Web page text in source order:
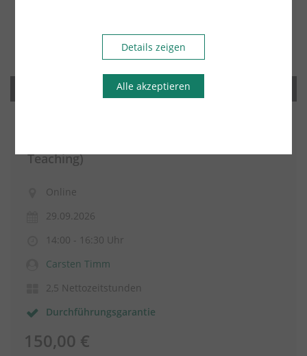
Teaching)
Online
29.09.2026
14:00 - 16:30 Uhr
Carsten Timm
2,5 Nettozeitstunden
Durchführungsgarantie
150,00 €
Details zeigen
Alle akzeptieren